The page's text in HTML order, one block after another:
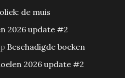
de muis
2026 update #2
Beschadigde boeken
2026 update #2